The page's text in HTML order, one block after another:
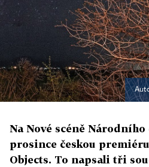
Na Nové scéně
prosince českou
Objects. To napsali tři